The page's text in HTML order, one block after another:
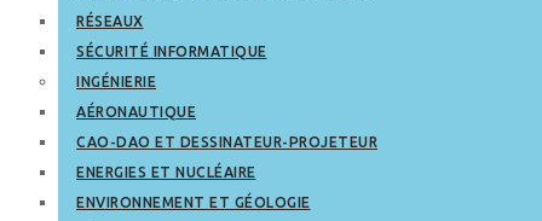
RÉSEAUX
SÉCURITÉ INFORMATIQUE
INGÉNIERIE
AÉRONAUTIQUE
CAO-DAO ET DESSINATEUR-PROJETEUR
ENERGIES ET NUCLÉAIRE
ENVIRONNEMENT ET GÉOLOGIE